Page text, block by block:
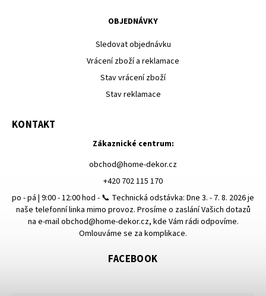
OBJEDNÁVKY
Sledovat objednávku
Vrácení zboží a reklamace
Stav vrácení zboží
Stav reklamace
KONTAKT
Zákaznické centrum:
obchod@home-dekor.cz
+420 702 115 170
po - pá | 9:00 - 12:00 hod - 📞 Technická odstávka: Dne 3. - 7. 8. 2026 je
naše telefonní linka mimo provoz. Prosíme o zaslání Vašich dotazů
na e-mail obchod@home-dekor.cz, kde Vám rádi odpovíme.
Omlouváme se za komplikace.
FACEBOOK